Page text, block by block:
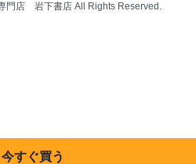
今すぐ買う
門店 岩下書店 All Rights Reserved.